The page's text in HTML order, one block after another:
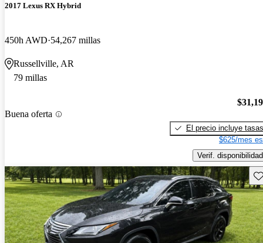
2017 Lexus RX Hybrid
450h AWD 54,267 millas
Russellville, AR
79 millas
Buena oferta
El precio incluye tasas
$625/mes
Verif. disponibilidad